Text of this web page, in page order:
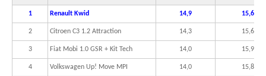
1 Renault Kwid 14,9 15,6
2 Citroen C3 1.2 Attraction 14,3 15,6
3 Fiat Mobi 1.0 GSR + Kit Tech 14,0 15,9
4 Volkswagen Up! Move MPI 14,0 15,8